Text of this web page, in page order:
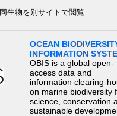
同生物を別サイトで閲覧
OCEAN
INFORMATION
OBIS is a global open-
access data and
information clearing-
on marine biodiversity
science, conservation
sustainable